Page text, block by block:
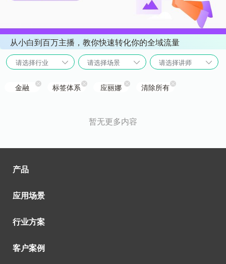
从小白到百万主播，教你快速转化你的全域流量
请选择行业 请选择场景 请选择讲师
金融 标签体系 应丽娜 清除所有
暂无更多内容
产品
应用场景
行业方案
客户案例